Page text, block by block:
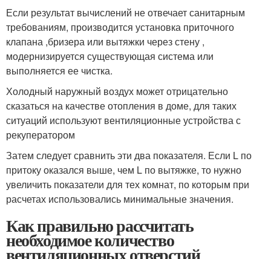
Если результат вычислений не отвечает санитарным
требованиям, производится установка приточного
клапана ,бризера или вытяжки через стену ,
модернизируется существующая система или
выполняется ее чистка.
Холодный наружный воздух может отрицательно
сказаться на качестве отопления в доме, для таких
ситуаций используют вентиляционные устройства с
рекуператором
Затем следует сравнить эти два показателя. Если L по
притоку оказался выше, чем L по вытяжке, то нужно
увеличить показатели для тех комнат, по которым при
расчетах использовались минимальные значения.
Как правильно рассчитать
необходимое количество